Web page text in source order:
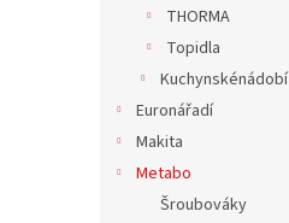
THORMA
Topidla
Kuchynskénádobí
Euronářadí
Makita
Metabo
Šroubováky